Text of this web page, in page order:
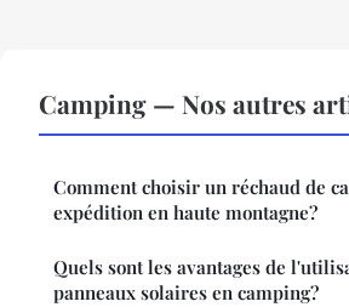
Camping — Nos autres
Comment choisir un réchaud de
expédition en haute montagne?
Quels sont les avantages de
panneaux solaires en camping?